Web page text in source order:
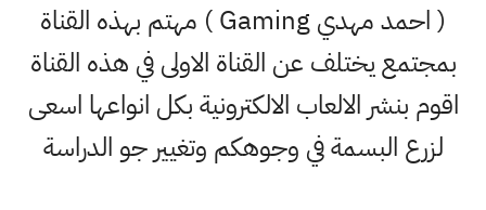
( احمد مهدي Gaming ) مهتم بهذه القناة
بمجتمع يختلف عن القناة الاولى في هذه القناة
اقوم بنشر الالعاب الالكترونية بكل انواعها اسعى
لزرع البسمة في وجوهكم وتغيير جو الدراسة